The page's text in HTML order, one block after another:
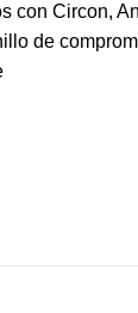
con Circon,
de